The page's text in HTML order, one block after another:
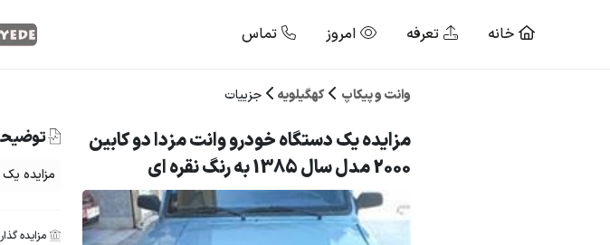
خانه تعرفه امروز تماس
وانت و پیکاپ کهگیلویه جزییات
مزایده یک دستگاه خودرو وانت مزدا دو کابین
2000 مدل سال 1385 به رنگ نقره ای
مزایده یک
مزایده گذار